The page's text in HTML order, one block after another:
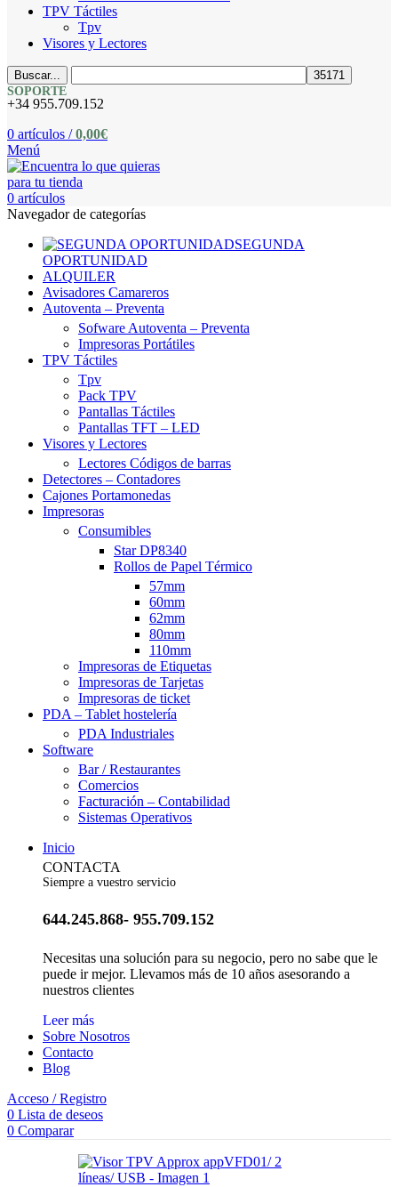
TPV Táctiles
Tpv
Visores y Lectores
Buscar...
SOPORTE
+34 955.709.152
0 artículos / 0,00€
Menú
0 artículos
Navegador de categorías
SEGUNDA
OPORTUNIDAD
ALQUILER
Avisadores Camareros
Autoventa – Preventa
Sofware Autoventa – Preventa
Impresoras Portátiles
TPV Táctiles
Tpv
Pack TPV
Pantallas Táctiles
Pantallas TFT – LED
Visores y Lectores
Lectores Códigos de barras
Detectores – Contadores
Cajones Portamonedas
Impresoras
Consumibles
Star DP8340
Rollos de Papel Térmico
57mm
60mm
62mm
80mm
110mm
Impresoras de Etiquetas
Impresoras de Tarjetas
Impresoras de ticket
PDA – Tablet hostelería
PDA Industriales
Software
Bar / Restaurantes
Comercios
Facturación – Contabilidad
Sistemas Operativos
Inicio
CONTACTA
Siempre a vuestro servicio
644.245.868- 955.709.152
Necesitas una solución para su negocio, pero no sabe que le
puede ir mejor. Llevamos más de 10 años asesorando a
nuestros clientes
Leer más
Sobre Nosotros
Contacto
Blog
Acceso / Registro
0 Lista de deseos
0 Comparar